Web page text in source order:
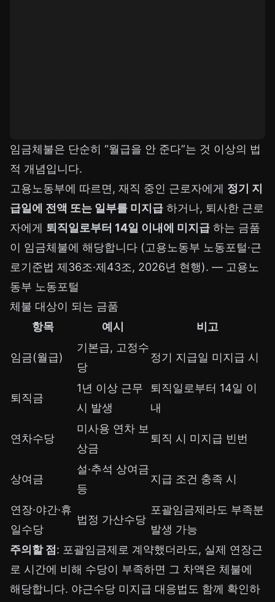
임금체불은 단순히 “월급을 안 준다”는 것 이상의 법
적 개념입니다.
고용노동부에 따르면, 재직 중인 근로자에게 정기 지
급일에 전액 또는 일부를 미지급 하거나, 퇴사한 근로
자에게 퇴직일로부터 14일 이내에 미지급 하는 금품
이 임금체불에 해당합니다 (고용노동부 노동포털·근
로기준법 제36조·제43조, 2026년 현행). — 고용노
동부 노동포털
체불 대상이 되는 금품
항목
예시 비고
임금(월급)
기본급, 고정수
당
정기 지급일 미지급 시
퇴직금
1년 이상 근무
시 발생
퇴직일로부터 14일 이
내
연차수당
미사용 연차 보
상금
퇴직 시 미지급 빈번
상여금
설·추석 상여금
등
지급 조건 충족 시
연장·야간·휴
일수당
법정 가산수당
포괄임금제라도 부족분
발생 가능
주의할 점 : 포괄임금제로 계약했더라도, 실제 연장근
로 시간에 비해 수당이 부족하면 그 차액은 체불에
해당합니다. 야근수당 미지급 대응법도 함께 확인하